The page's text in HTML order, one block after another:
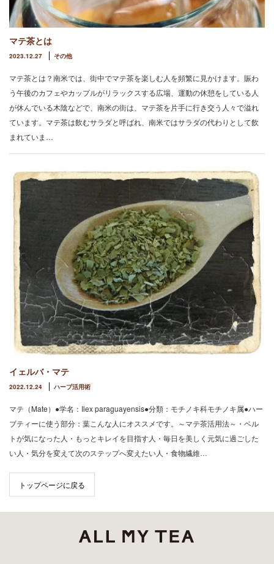
マテ茶とは
2023.12.27 その他
マテ茶とは？南米では、街中でマテ茶を楽しむ人を頻繁に見かけます。賑わ
う午後のカフェやカップルがリラックスする広場、運動の休憩をしている人
が休んでいる木陰などで、南米の街は、マテ茶を片手に行き交う人々で溢れ
ています。マテ茶は飲むサラダと呼ばれ、南米ではサラダの代わりとして飲
まれていま…
イェルバ・マテ
2022.12.24 ハーブ活用術
マテ（Mate）●学名：Ilex paraguayensis●分類：モチノキ科モチノキ属●ハー
ブティーに使う部分：葉こんな人にオススメです。～マテ茶活用法～・ベル
トが気になった人・もっとキレイを目指す人・毎日を美しく元気に過ごした
い人・気分を変えて次のステップへ変えたい人・食物繊維…
トップページに戻る